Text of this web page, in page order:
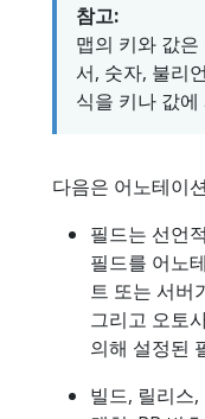
참고:
맵의 키와 값
서, 숫자, 불리
식을 키나 값
다음은 어노테이
필드는 선언
필드를 어노
트 또는 서버
그리고 오토
의해 설정된
빌드, 릴리스